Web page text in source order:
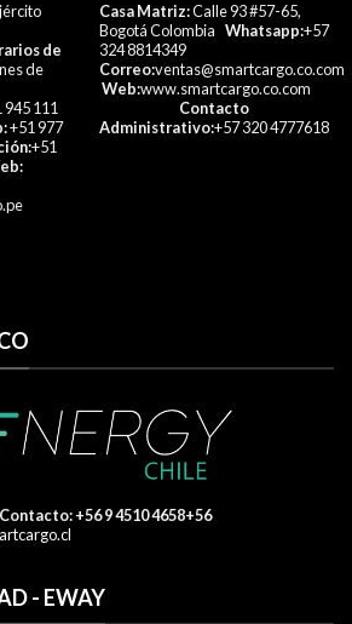
de
de
945 111
+51 977
+51
Casa Matriz:Calle 93 #57-65,
Bogotá Colombia Whatsapp:+57
324 8814349
Correo:ventas@smartcargo.co.com
Web:www.smartcargo.co.com
Contacto
Administrativo:+57 320 4777618​
​ Contacto:+56 9 4510 4658+56
- EWAY